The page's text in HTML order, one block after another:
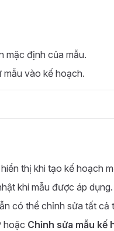
mặc định của mẫu.
vào kế hoạch.
thị khi tạo kế hoạch
khi mẫu được áp dụng.
có thể chỉnh sửa tất cả
hoặc Chỉnh sửa mẫu kế